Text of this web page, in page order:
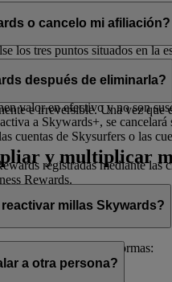
en cualquier momento a
los tres puntos situados en
o cancelo mi afiliación?
afiliación, tenga en cuenta lo
Skywards y
valor en efectivo y no son
a Skywards+, se cancelará
cuentas de Skysurfers o las
registradas mediante
Rewards.
después de eliminarla?
e irreversible. Una vez
y multiplicar
millas Skywards?
de las siguientes formas:
a otra persona?